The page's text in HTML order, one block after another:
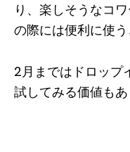
り、楽しそうなコ
の際には便利に使う
2月まではドロップ
試してみる価値もあ